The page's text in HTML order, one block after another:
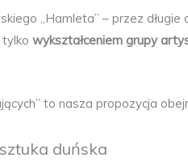
„Hamleta” – przez
tylkowykształceniem grupy
to nasza propozycja
duńska